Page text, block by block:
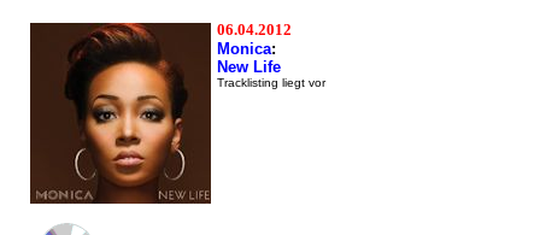
06.04.2012
Monica:
New Life
Tracklisting liegt vor